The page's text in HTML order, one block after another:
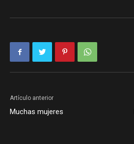
Artículo anterior
Muchas mujeres